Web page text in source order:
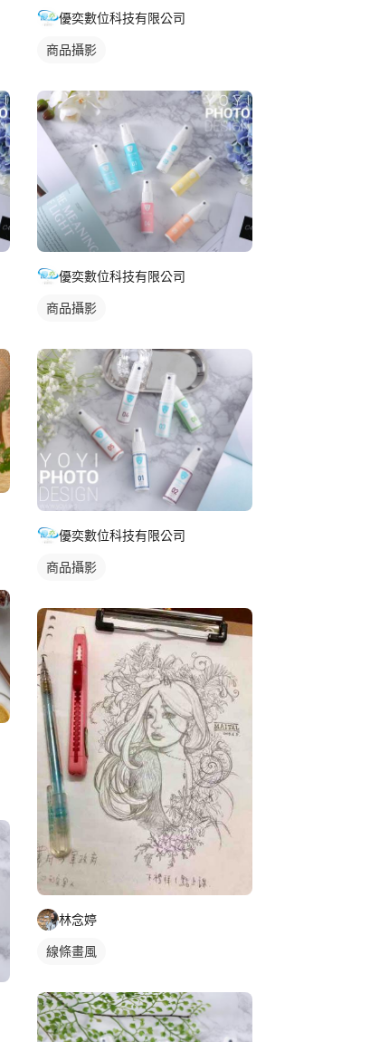
優奕數位科技有限公司
商品攝影
優奕數位科技有限公司
商品攝影
優奕數位科技有限公司
商品攝影
林念婷
線條畫風